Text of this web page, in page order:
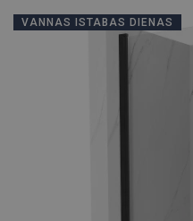
VANNAS ISTABAS DIENAS